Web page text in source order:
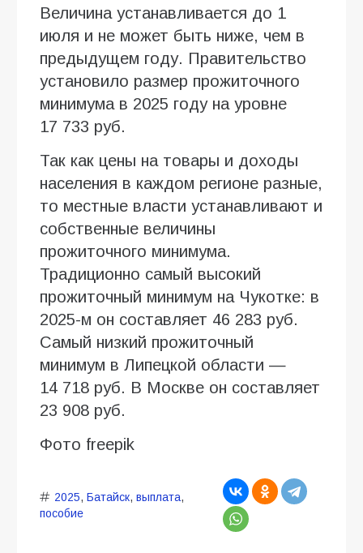
Величина устанавливается до 1
июля и не может быть ниже, чем в
предыдущем году. Правительство
установило размер прожиточного
минимума в 2025 году на уровне
17 733 руб.
Так как цены на товары и доходы
населения в каждом регионе разные,
то местные власти устанавливают и
собственные величины
прожиточного минимума.
Традиционно самый высокий
прожиточный минимум на Чукотке: в
2025-м он составляет 46 283 руб.
Самый низкий прожиточный
минимум в Липецкой области —
14 718 руб. В Москве он составляет
23 908 руб.
Фото freepik
2025, Батайск, выплата,
пособие